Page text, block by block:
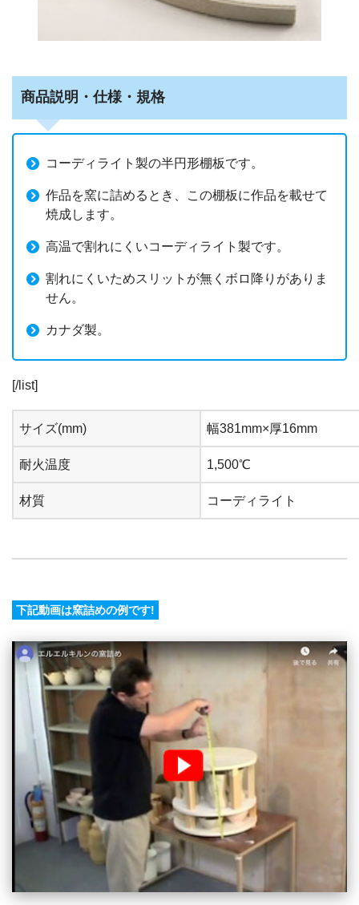
商品説明・仕様・規格
コーディライト製の半円形棚板です。
作品を窯に詰めるとき、この棚板に作品を載せて
焼成します。
高温で割れにくいコーディライト製です。
割れにくいためスリットが無くボロ降りがありま
せん。
カナダ製。
[/list]
サイズ(mm) 幅381mm×厚16mm
耐火温度 1,500℃
材質 コーディライト
下記動画は窯詰めの例です!